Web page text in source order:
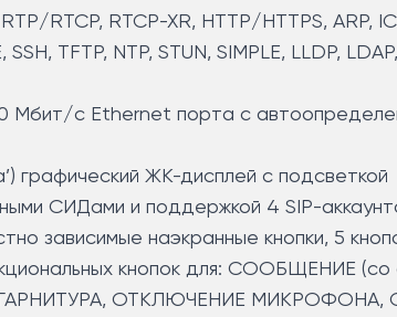
RTCP, RTCP-XR, HTTP/HTTPS, ARP,
TFTP, NTP, STUN, SIMPLE, LLDP,
Мбит/с Ethernet порта с
графический ЖК-дисплей с подсветкой
СИДами и поддержкой 4 SIP-
зависимые наэкранные кнопки, 5
кнопок для: СООБЩЕНИЕ
ГАРНИТУРА, ОТКЛЮЧЕНИЕ МИКРОФОНА,